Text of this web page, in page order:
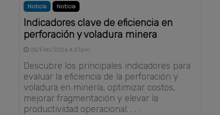
Noticia Noticia
Indicadores clave de eficiencia en
perforación y voladura minera
05/Feb/2026 4:27pm
Descubre los principales indicadores para
evaluar la eficiencia de la perforación y
voladura en minería, optimizar costos,
mejorar fragmentación y elevar la
productividad operacional. . . .